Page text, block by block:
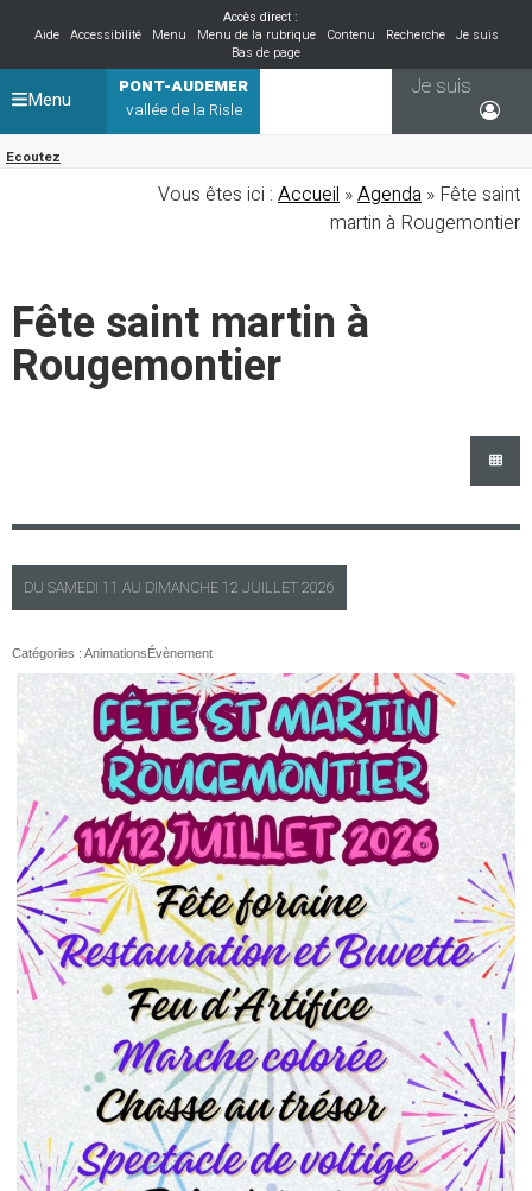
Accès direct :
Aide
Accessibilité Menu Menu de la rubrique Contenu Recherche
Je suis
Bas de page
PONT-AUDEMER
vallée de la Risle
Ecoutez
Je suis
Menu
Vous êtes ici : Accueil »Agenda » Fête saint
martin à Rougemontier
Fête saint martin à
Rougemontier
DU SAMEDI 11 AU DIMANCHE 12 JUILLET 2026
Catégories : AnimationsÉvènement